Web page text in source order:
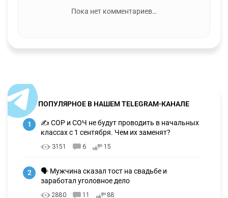
Пока нет комментариев…
ПОПУЛЯРНОЕ В НАШЕМ TELEGRAM-КАНАЛЕ
1
✍️ СОР и СОЧ не будут проводить в начальных
классах с 1 сентября. Чем их заменят?
3151 6 15
2
🗣 Мужчина сказал тост на свадьбе и
заработал уголовное дело
2880 11 88